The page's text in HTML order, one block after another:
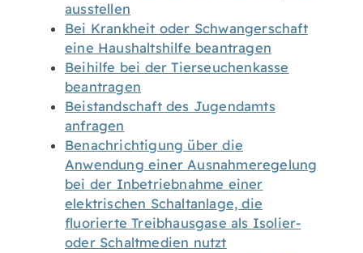
ausstellen
Bei Krankheit oder Schwangerschaft
eine Haushaltshilfe beantragen
Beihilfe bei der Tierseuchenkasse
beantragen
Beistandschaft des Jugendamts
anfragen
Benachrichtigung über die
Anwendung einer Ausnahmeregelung
bei der Inbetriebnahme einer
elektrischen Schaltanlage, die
fluorierte Treibhausgase als Isolier-
oder Schaltmedien nutzt